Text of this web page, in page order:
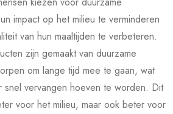
impact op het milieu te verminderen
van hun maaltijden te verbeteren.
zijn gemaakt van duurzame
om lange tijd mee te gaan, wat
snel vervangen hoeven te worden. Dit
voor het milieu, maar ook beter voor